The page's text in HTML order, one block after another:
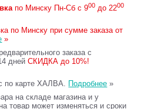
по Минску Пн-Сб с 900 до 2200
по Минску при сумме заказа от
»
заказа с
днейСКИДКА до 10%!
по карте ХАЛВА. Подробнее »
на складе магазина и у
товар может изменяться и сроки